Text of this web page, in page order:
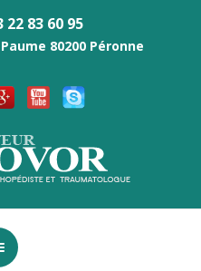
22 83 60 95
80200 Péronne